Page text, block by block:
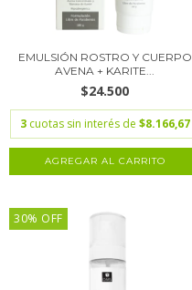
EMULSIÓN ROSTRO Y CUERPO
AVENA + KARITE...
$24.500
3 cuotas sin interés de $8.166,67
30% OFF